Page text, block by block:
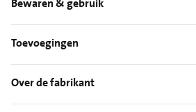
Bewaren & gebruik
Toevoegingen
Over de fabrikant